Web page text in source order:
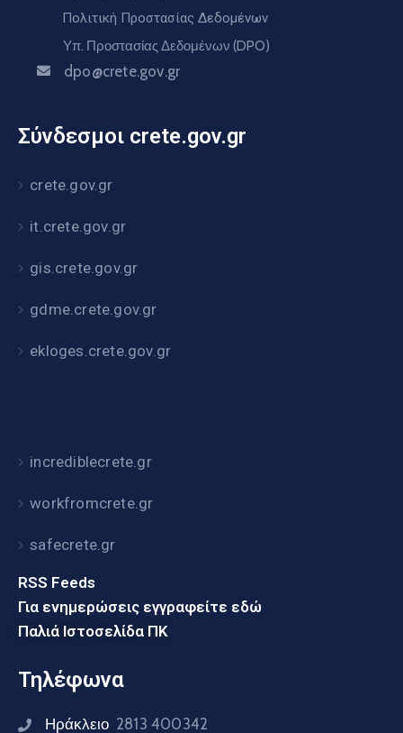
Πολιτική Προστασίας Δεδομένων
Υπ. Προστασίας Δεδομένων (DPO)
dpo@crete.gov.gr
Σύνδεσμοι crete.gov.gr
crete.gov.gr
it.crete.gov.gr
gis.crete.gov.gr
gdme.crete.gov.gr
ekloges.crete.gov.gr
incrediblecrete.gr
workfromcrete.gr
safecrete.gr
RSS Feeds
Για ενημερώσεις εγγραφείτε εδώ
Παλιά Ιστοσελίδα ΠΚ
Τηλέφωνα
Ηράκλειο 2813 400342